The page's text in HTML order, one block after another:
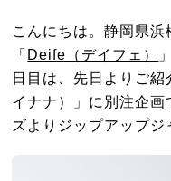
こんにちは。静岡県
「 Deife（デイフェ）
日目は、先日よりご
イナナ）」に別注企
ズよりジップアップジ